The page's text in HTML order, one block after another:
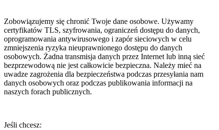
Zobowiązujemy się chronić Twoje dane osobowe. Używamy
certyfikatów TLS, szyfrowania, ograniczeń dostępu do danych,
oprogramowania antywirusowego i zapór sieciowych w celu
zmniejszenia ryzyka nieuprawnionego dostępu do danych
osobowych. Żadna transmisja danych przez Internet lub inną sieć
bezprzewodową nie jest całkowicie bezpieczna. Należy mieć na
uwadze zagrożenia dla bezpieczeństwa podczas przesyłania nam
danych osobowych oraz podczas publikowania informacji na
naszych forach publicznych.
Jeśli chcesz: